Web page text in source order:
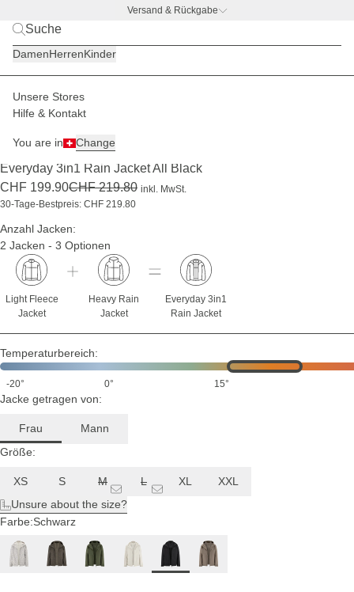
Versand & Rückgabe
DamenHerrenKinder
Unsere Stores
Hilfe & Kontakt
You are in Change
Damen Jacken
(1210)
Everyday 3in1 Rain Jacket All Black
CHF 199.90CHF 219.80 inkl. MwSt.
30-Tage-Bestpreis: CHF 219.80
Anzahl Jacken:
2 Jacken - 3 Optionen
Light Fleece
Jacket
Heavy Rain
Jacket
Everyday 3in1
Rain Jacket
Temperaturbereich:
-20° 0° 15°
Jacke getragen von:
Frau
Mann
Größe:
XS S M L XL
XXL
Unsure about the size?
Farbe:Schwarz